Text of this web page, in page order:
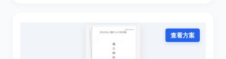
查看方案